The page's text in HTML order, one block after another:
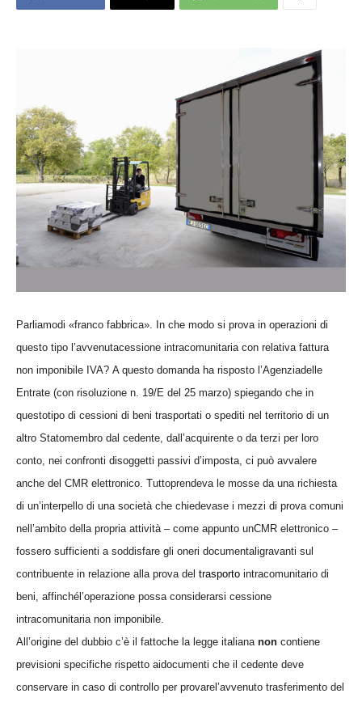
Parliamodi «franco fabbrica». In che modo si prova in operazioni di
questo tipo l’avvenutacessione intracomunitaria con relativa fattura
non imponibile IVA? A questo domanda ha risposto l’Agenziadelle
Entrate (con risoluzione n. 19/E del 25 marzo) spiegando che in
questotipo di cessioni di beni trasportati o spediti nel territorio di un
altro Statomembro dal cedente, dall’acquirente o da terzi per loro
conto, nei confronti disoggetti passivi d’imposta, ci può avvalere
anche del CMR elettronico. Tuttoprendeva le mosse da una richiesta
di un’interpello di una società che chiedevase i mezzi di prova comuni
nell’ambito della propria attività – come appunto unCMR elettronico –
fossero sufficienti a soddisfare gli oneri documentaligravanti sul
contribuente in relazione alla prova del trasporto intracomunitario di
beni, affinchél’operazione possa considerarsi cessione
intracomunitaria non imponibile.
All’origine del dubbio c’è il fattoche la legge italiana non contiene
previsioni specifiche rispetto aidocumenti che il cedente deve
conservare in caso di controllo per provarel’avvenuto trasferimento del